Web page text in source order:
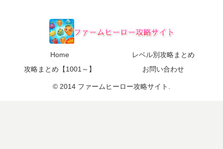
Home
レベル別攻略まとめ
攻略まとめ【1001～】
お問い合わせ
© 2014 ファームヒーロー攻略サイト.